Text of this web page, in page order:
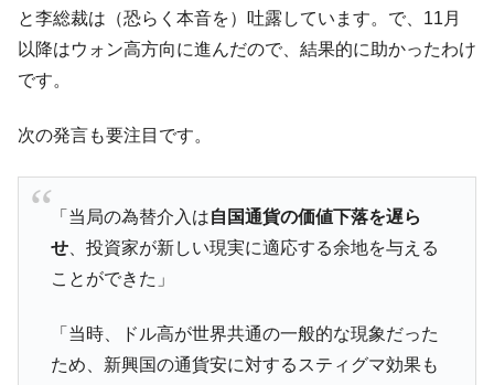
と李総裁は（恐らく本音を）吐露しています。で、11月
以降はウォン高方向に進んだので、結果的に助かったわけ
です。
次の発言も要注目です。
「当局の為替介入は自国通貨の価値下落を遅ら
せ、投資家が新しい現実に適応する余地を与える
ことができた」
「当時、ドル高が世界共通の一般的な現象だった
ため、新興国の通貨安に対するスティグマ効果も